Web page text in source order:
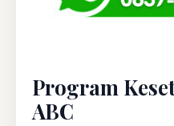
Program
ABC